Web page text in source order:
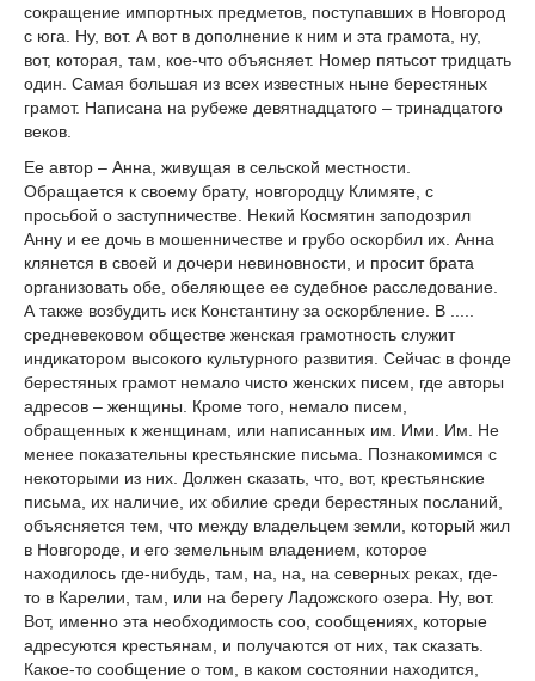
сокращение импортных предметов, поступавших в Новгород
с юга. Ну, вот. А вот в дополнение к ним и эта грамота, ну,
вот, которая, там, кое-что объясняет. Номер пятьсот тридцать
один. Самая большая из всех известных ныне берестяных
грамот. Написана на рубеже девятнадцатого – тринадцатого
веков.
Ее автор – Анна, живущая в сельской местности.
Обращается к своему брату, новгородцу Климяте, с
просьбой о заступничестве. Некий Космятин заподозрил
Анну и ее дочь в мошенничестве и грубо оскорбил их. Анна
клянется в своей и дочери невиновности, и просит брата
организовать обе, обеляющее ее судебное расследование.
А также возбудить иск Константину за оскорбление. В .....
средневековом обществе женская грамотность служит
индикатором высокого культурного развития. Сейчас в фонде
берестяных грамот немало чисто женских писем, где авторы
адресов – женщины. Кроме того, немало писем,
обращенных к женщинам, или написанных им. Ими. Им. Не
менее показательны крестьянские письма. Познакомимся с
некоторыми из них. Должен сказать, что, вот, крестьянские
письма, их наличие, их обилие среди берестяных посланий,
объясняется тем, что между владельцем земли, который жил
в Новгороде, и его земельным владением, которое
находилось где-нибудь, там, на, на, на северных реках, где-
то в Карелии, там, или на берегу Ладожского озера. Ну, вот.
Вот, именно эта необходимость соо, сообщениях, которые
адресуются крестьянам, и получаются от них, так сказать.
Какое-то сообщение о том, в каком состоянии находится,